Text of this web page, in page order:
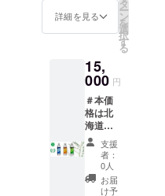
い。 台
21日程
で日本
到着と
なりま
す。
規商
品：１
５０グ
本
Regular
Zero /
Oily
Zero /
Below
Zeroの
内 商品
2本を送
ります
ご自由
詳細を見る
タ
ー
ン
を
選
択
す
る
15,
000 円
＃本価
格は北
海道・
本州・
四国・
九州・
沖縄本
島まで
支援
者：
0人
お届
け予